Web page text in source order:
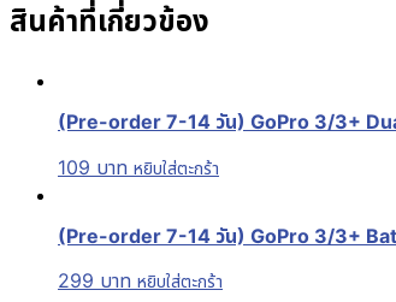
สินค้าที่เกี่ยวข้อง
(Pre-order 7-14 วัน) GoPro 3/3+
109 บาท หยิบใส่ตะกร้า
(Pre-order 7-14 วัน) GoPro 3/3+
299 บาท หยิบใส่ตะกร้า